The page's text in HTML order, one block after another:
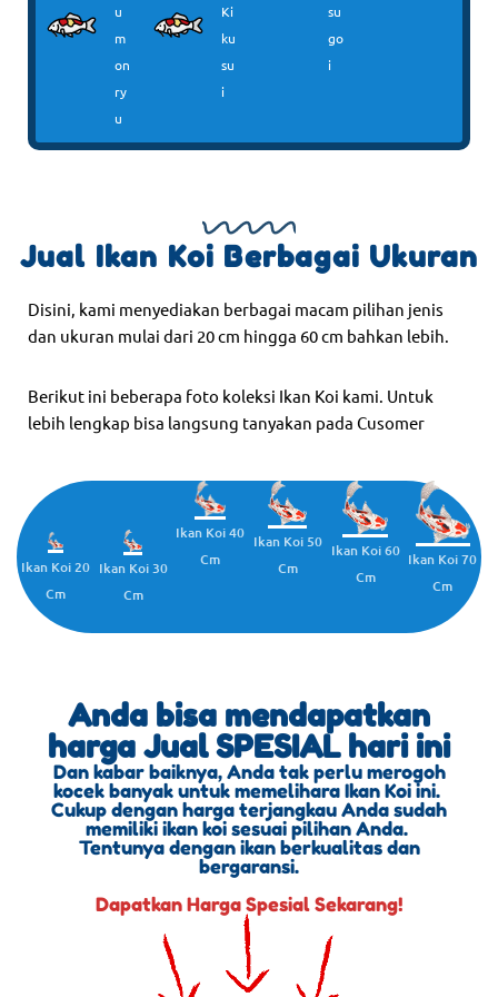
u
m
on
ry
u
Ki
ku
su
i
su
go
i
Jual Ikan Koi Berbagai Ukuran
Disini, kami menyediakan berbagai macam pilihan jenis
dan ukuran mulai dari 20 cm hingga 60 cm bahkan lebih.
Berikut ini beberapa foto koleksi Ikan Koi kami. Untuk
lebih lengkap bisa langsung tanyakan pada Cusomer
Ikan Koi 20
Cm
Ikan Koi 30
Cm
Ikan Koi 40
Cm
Ikan Koi 50
Cm
Ikan Koi 60
Cm
Ikan Koi 70
Cm
Anda bisa mendapatkan
harga Jual SPESIAL hari ini
Dan kabar baiknya, Anda tak perlu merogoh
kocek banyak untuk memelihara Ikan Koi ini.
Cukup dengan harga terjangkau Anda sudah
memiliki ikan koi sesuai pilihan Anda.
Tentunya dengan ikan berkualitas dan
bergaransi.
Dapatkan Harga Spesial Sekarang!